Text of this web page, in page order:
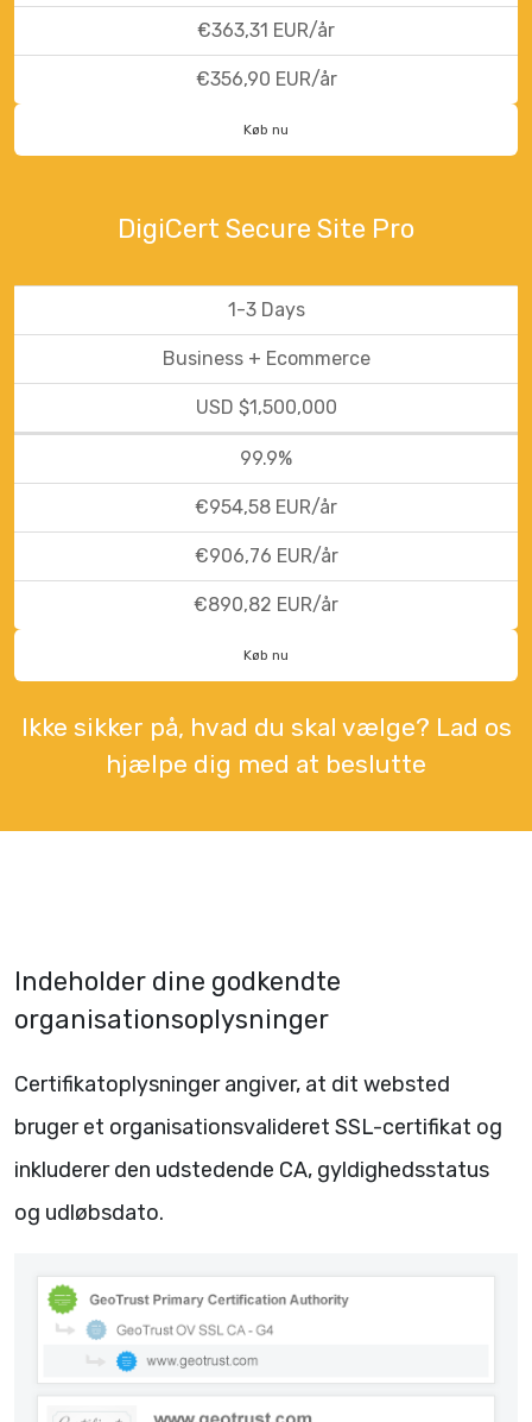
€363,31 EUR/år
€356,90 EUR/år
Køb nu
DigiCert Secure Site Pro
1-3 Days
Business + Ecommerce
USD $1,500,000
99.9%
€954,58 EUR/år
€906,76 EUR/år
€890,82 EUR/år
Køb nu
Ikke sikker på, hvad du skal vælge? Lad os
hjælpe dig med at beslutte
Indeholder dine godkendte
organisationsoplysninger
Certifikatoplysninger angiver, at dit websted
bruger et organisationsvalideret SSL-certifikat og
inkluderer den udstedende CA, gyldighedsstatus
og udløbsdato.